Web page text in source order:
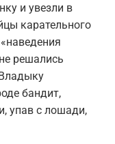
и увезли в
карательного
решались
бандит,
упав с лошади,